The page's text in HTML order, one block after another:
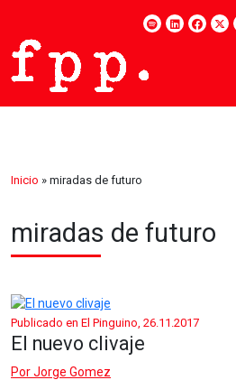
Inicio » miradas de futuro
miradas de futuro
Publicado en El Pinguino, 26.11.2017
El nuevo clivaje
PorJorge Gomez